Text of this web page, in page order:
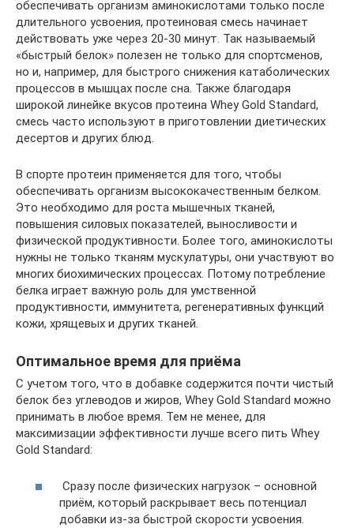
обеспечивать организм аминокислотами только после
длительного усвоения, протеиновая смесь начинает
действовать уже через 20-30 минут. Так называемый
«быстрый белок» полезен не только для спортсменов,
но и, например, для быстрого снижения катаболических
процессов в мышцах после сна. Также благодаря
широкой линейке вкусов протеина Whey Gold Standard,
смесь часто используют в приготовлении диетических
десертов и других блюд.
В спорте протеин применяется для того, чтобы
обеспечивать организм высококачественным белком.
Это необходимо для роста мышечных тканей,
повышения силовых показателей, выносливости и
физической продуктивности. Более того, аминокислоты
нужны не только тканям мускулатуры, они участвуют во
многих биохимических процессах. Потому потребление
белка играет важную роль для умственной
продуктивности, иммунитета, регенеративных функций
кожи, хрящевых и других тканей.
Оптимальное время для приёма
С учетом того, что в добавке содержится почти чистый
белок без углеводов и жиров, Whey Gold Standard можно
принимать в любое время. Тем не менее, для
максимизации эффективности лучше всего пить Whey
Gold Standard:
Сразу после физических нагрузок – основной
приём, который раскрывает весь потенциал
добавки из-за быстрой скорости усвоения.